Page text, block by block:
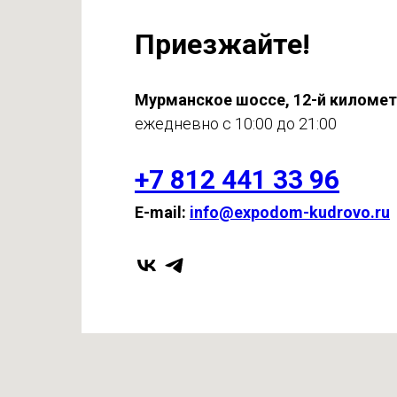
Приезжайте!
Мурманское шоссе, 12-й
ежедневно с 10:00 до 21:00
+7 812 441 33 96
E-mail: info@expodom-kudrovo.ru